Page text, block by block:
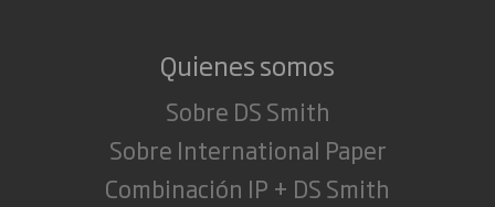
Quienes somos
Sobre DS Smith
Sobre International Paper
Combinación IP + DS Smith